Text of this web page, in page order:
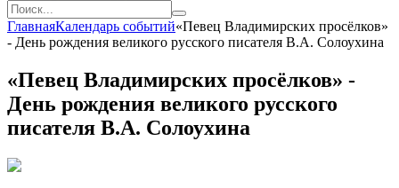
ГлавнаяКалендарь событий«Певец Владимирских просёлков»
- День рождения великого русского писателя В.А. Солоухина
«Певец Владимирских просёлков» -
День рождения великого русского
писателя В.А. Солоухина